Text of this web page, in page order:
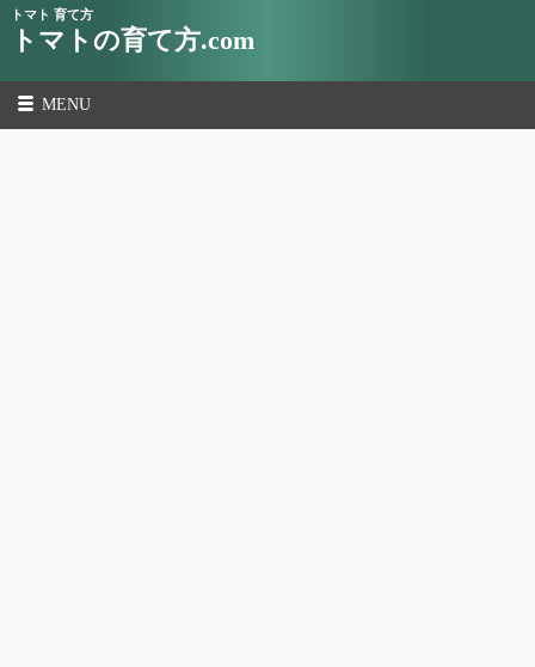
トマト 育て方
トマトの育て方.com
MENU